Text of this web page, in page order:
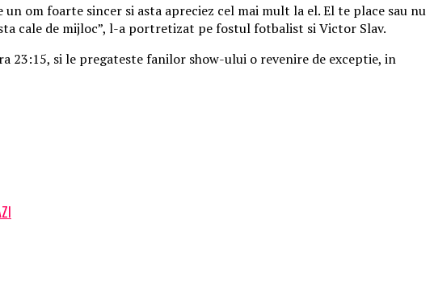
om foarte sincer si asta apreciez cel mai mult la el. El te place sau nu
cale de mijloc”, l-a portretizat pe fostul fotbalist si Victor Slav.
23:15, si le pregateste fanilor show-ului o revenire de exceptie, in